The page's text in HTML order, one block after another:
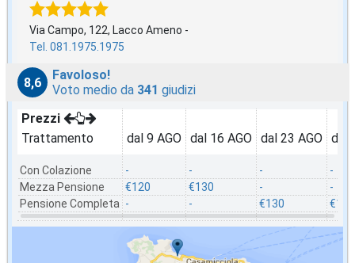
Via Campo, 122, Lacco Ameno -
Tel. 081.1975.1975
8,6
Favoloso!
Voto medio da 341 giudizi
Prezzi
Trattamento
Con Colazione
Mezza Pensione
Pensione Completa
dal 9 AGO
-
€120
-
dal 16 AGO
-
€130
-
dal 23 AGO
-
-
€130
dal
-
-
€107